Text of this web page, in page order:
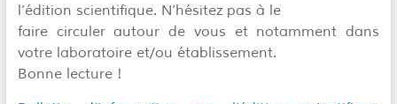
l’édition scientifique. N’hésitez pas à le
faire circuler autour de vous et notamment dans
votre laboratoire et/ou établissement.
Bonne lecture !